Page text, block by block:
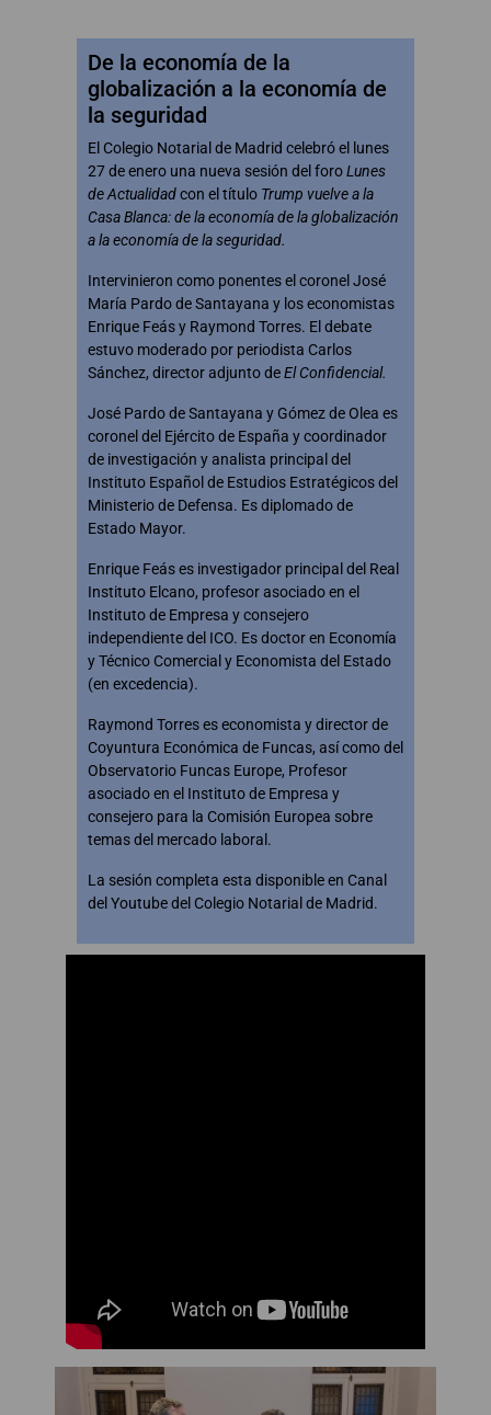
De la economía de la
globalización a la economía de
la seguridad
El Colegio Notarial de Madrid celebró el lunes
27 de enero una nueva sesión del foroLunes
de Actualidadcon el título Trump vuelve a la
Casa Blanca: de la economía de la globalización
a la economía de la seguridad.
Intervinieron como ponentes el coronel José
María Pardo de Santayana y los economistas
Enrique Feás y Raymond Torres. El debate
estuvo moderado por periodista Carlos
Sánchez, director adjunto deEl Confidencial.
José Pardo de Santayana y Gómez de Olea es
coronel del Ejército de España y coordinador
de investigación y analista principal del
Instituto Español de Estudios Estratégicos del
Ministerio de Defensa. Es diplomado de
Estado Mayor.
Enrique Feás es investigador principal del Real
Instituto Elcano, profesor asociado en el
Instituto de Empresa y consejero
independiente del ICO. Es doctor en Economía
y Técnico Comercial y Economista del Estado
(en excedencia).
Raymond Torres es economista y director de
Coyuntura Económica de Funcas, así como del
Observatorio Funcas Europe, Profesor
asociado en el Instituto de Empresa y
consejero para la Comisión Europea sobre
temas del mercado laboral.
La sesión completa esta disponible en Canal
del Youtube del Colegio Notarial de Madrid.